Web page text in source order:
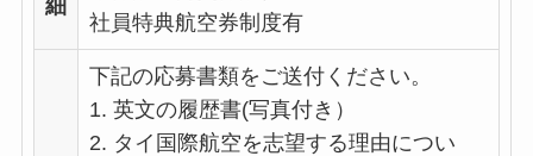
細
社員特典航空券制度有
下記の応募書類をご送付ください。
1. 英文の履歴書(写真付き）
2. タイ国際航空を志望する理由につい